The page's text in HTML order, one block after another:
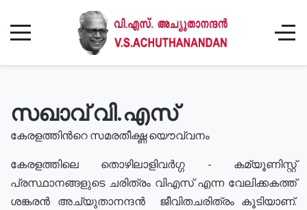
സഖാവ് വി.എസ്
കേരളത്തിൻറെ സമരതീക്ഷ്ണ യൌവ്വനം
കേരളത്തിലെ തൊഴിലാളിവർഗ്ഗ - കമ്യൂണിസ്റ്റ്
പ്രസ്ഥാനങ്ങളുടെ ചരിത്രം വിഎസ് എന്ന വേലിക്കകത്ത്
ശങ്കരൻ അച്യുതാനന്ദൻ ജീവിതചരിത്രം കൂടിയാണ്.